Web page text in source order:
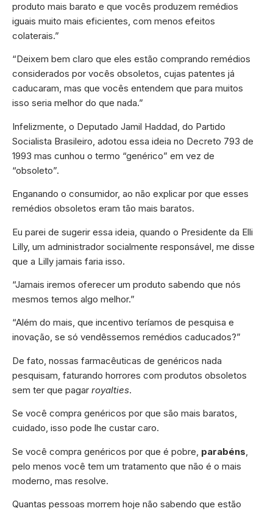
produto mais barato e que vocês produzem remédios
iguais muito mais eficientes, com menos efeitos
colaterais.”
“Deixem bem claro que eles estão comprando remédios
considerados por vocês obsoletos, cujas patentes já
caducaram, mas que vocês entendem que para muitos
isso seria melhor do que nada.”
Infelizmente, o Deputado Jamil Haddad, do Partido
Socialista Brasileiro, adotou essa ideia no Decreto 793 de
1993 mas cunhou o termo “genérico” em vez de
“obsoleto”.
Enganando o consumidor, ao não explicar por que esses
remédios obsoletos eram tão mais baratos.
Eu parei de sugerir essa ideia, quando o Presidente da Elli
Lilly, um administrador socialmente responsável, me disse
que a Lilly jamais faria isso.
“Jamais iremos oferecer um produto sabendo que nós
mesmos temos algo melhor.”
“Além do mais, que incentivo teríamos de pesquisa e
inovação, se só vendêssemos remédios caducados?”
De fato, nossas farmacêuticas de genéricos nada
pesquisam, faturando horrores com produtos obsoletos
sem ter que pagar royalties.
Se você compra genéricos por que são mais baratos,
cuidado, isso pode lhe custar caro.
Se você compra genéricos por que é pobre, parabéns
pelo menos você tem um tratamento que não é o mais
moderno, mas resolve.
Quantas pessoas morrem hoje não sabendo que estão